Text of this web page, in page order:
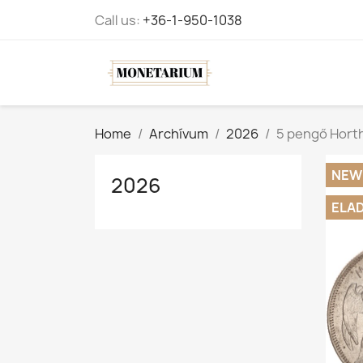
Call us: +36-1-950-1038
Home Archívum 2026 5 pengő
2026
NEW